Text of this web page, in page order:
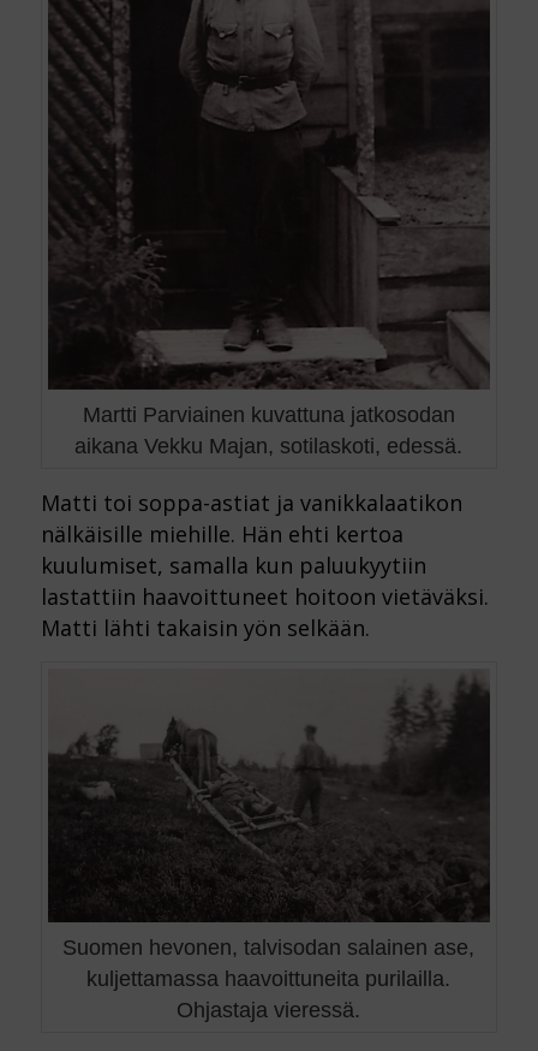
Martti Parviainen kuvattuna jatkosodan
aikana Vekku Majan, sotilaskoti, edessä.
Matti toi soppa-astiat ja vanikkalaatikon
nälkäisille miehille. Hän ehti kertoa
kuulumiset, samalla kun paluukyytiin
lastattiin haavoittuneet hoitoon vietäväksi.
Matti lähti takaisin yön selkään.
Suomen hevonen, talvisodan salainen ase,
kuljettamassa haavoittuneita purilailla.
Ohjastaja vieressä.